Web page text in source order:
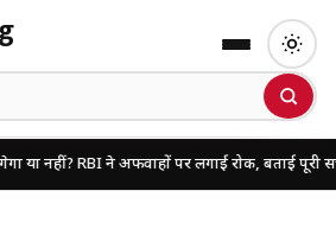
ने अफवाहों पर लगाई रोक, बताई पूरी सच्चाई यूपी